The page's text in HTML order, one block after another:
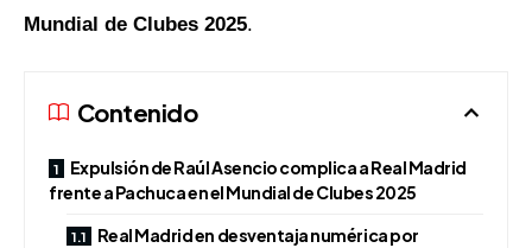
Mundial de Clubes 2025.
Contenido
Expulsión de Raúl Asencio complica a Real Madrid
frente a Pachuca en el Mundial de Clubes 2025
Real Madrid en desventaja numérica por